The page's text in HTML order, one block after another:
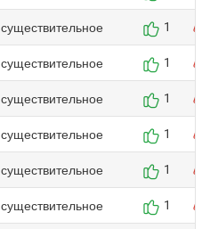
существительное 1
существительное 1
существительное 1
существительное 1
существительное 1
существительное 1